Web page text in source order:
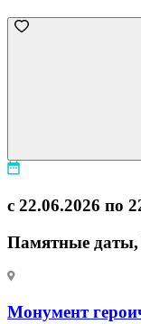
с 22.06.2026 по
Памятные даты,
Монумент